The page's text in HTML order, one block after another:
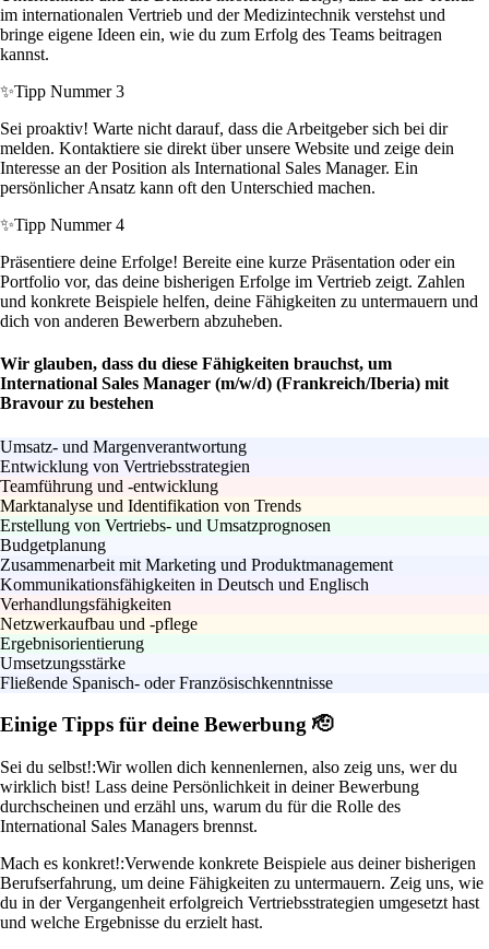
im internationalen Vertrieb und der Medizintechnik verstehst und
bringe eigene Ideen ein, wie du zum Erfolg des Teams beitragen
kannst.
✨Tipp Nummer 3
Sei proaktiv! Warte nicht darauf, dass die Arbeitgeber sich bei dir
melden. Kontaktiere sie direkt über unsere Website und zeige dein
Interesse an der Position als International Sales Manager. Ein
persönlicher Ansatz kann oft den Unterschied machen.
✨Tipp Nummer 4
Präsentiere deine Erfolge! Bereite eine kurze Präsentation oder ein
Portfolio vor, das deine bisherigen Erfolge im Vertrieb zeigt. Zahlen
und konkrete Beispiele helfen, deine Fähigkeiten zu untermauern und
dich von anderen Bewerbern abzuheben.
Wir glauben, dass du diese Fähigkeiten brauchst, um
International Sales Manager (m/w/d) (Frankreich/Iberia) mit
Bravour zu bestehen
Umsatz- und Margenverantwortung
Entwicklung von Vertriebsstrategien
Teamführung und -entwicklung
Marktanalyse und Identifikation von Trends
Erstellung von Vertriebs- und Umsatzprognosen
Budgetplanung
Zusammenarbeit mit Marketing und Produktmanagement
Kommunikationsfähigkeiten in Deutsch und Englisch
Verhandlungsfähigkeiten
Netzwerkaufbau und -pflege
Ergebnisorientierung
Umsetzungsstärke
Fließende Spanisch- oder Französischkenntnisse
Einige Tipps für deine Bewerbung 🫡
Sei du selbst!:Wir wollen dich kennenlernen, also zeig uns, wer du
wirklich bist! Lass deine Persönlichkeit in deiner Bewerbung
durchscheinen und erzähl uns, warum du für die Rolle des
International Sales Managers brennst.
Mach es konkret!:Verwende konkrete Beispiele aus deiner bisherigen
Berufserfahrung, um deine Fähigkeiten zu untermauern. Zeig uns, wie
du in der Vergangenheit erfolgreich Vertriebsstrategien umgesetzt hast
und welche Ergebnisse du erzielt hast.